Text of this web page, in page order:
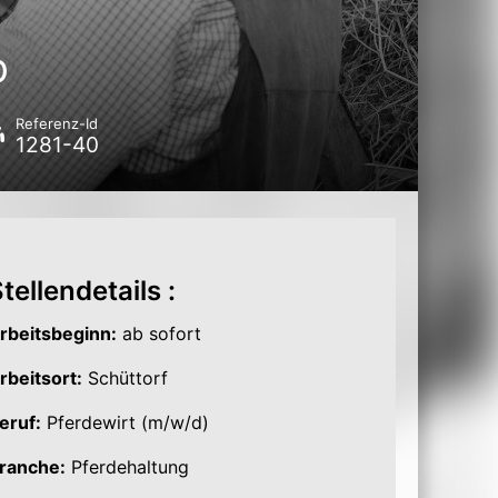
Referenz-Id
1281-40
:
ab sofort
Schüttorf
Pferdewirt (m/w/d)
Pferdehaltung